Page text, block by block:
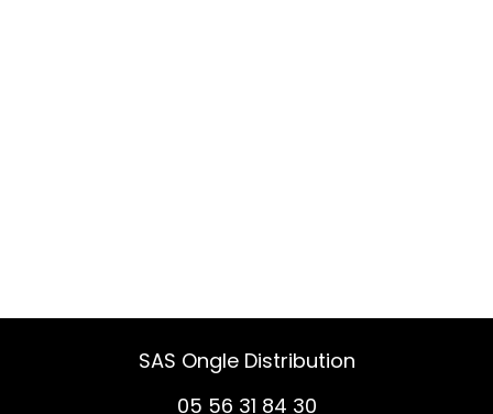
SAS Ongle Distribution
05 56 31 84 30